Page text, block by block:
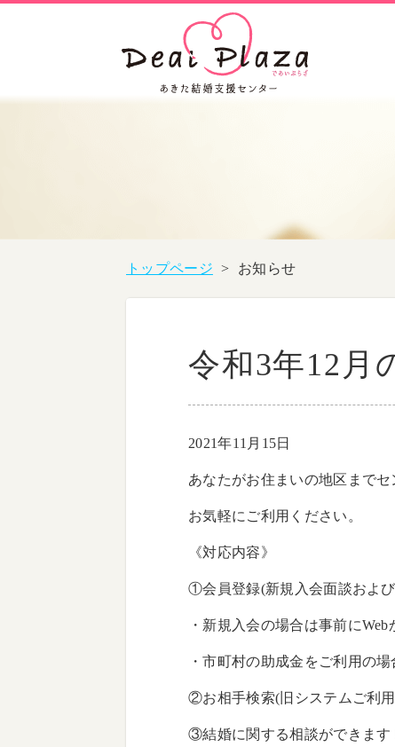
トップページ > お知らせ
令和3年12月
2021年11月15日
あなたがお住まいの地区まで
お気軽にご利用ください。
《対応内容》
①会員登録(新規入会面談およ
・新規入会の場合は事前に
・市町村の助成金をご利用の
②お相手検索(旧システムご利
③結婚に関する相談ができます